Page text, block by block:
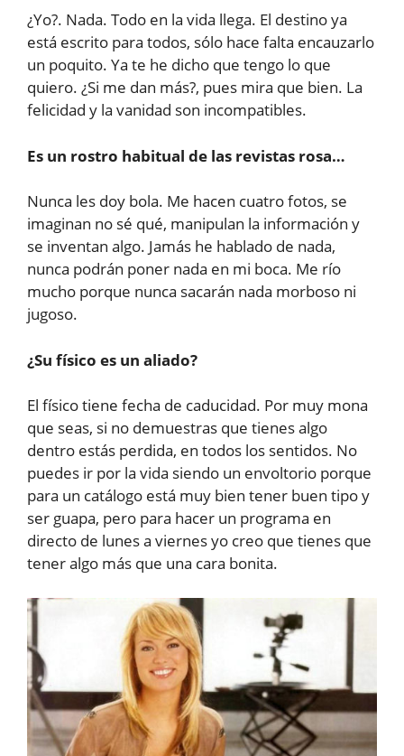
¿Yo?. Nada. Todo en la vida llega. El destino ya
está escrito para todos, sólo hace falta encauzarlo
un poquito. Ya te he dicho que tengo lo que
quiero. ¿Si me dan más?, pues mira que bien. La
felicidad y la vanidad son incompatibles.
Es un rostro habitual de las revistas rosa…
Nunca les doy bola. Me hacen cuatro fotos, se
imaginan no sé qué, manipulan la información y
se inventan algo. Jamás he hablado de nada,
nunca podrán poner nada en mi boca. Me río
mucho porque nunca sacarán nada morboso ni
jugoso.
¿Su físico es un aliado?
El físico tiene fecha de caducidad. Por muy mona
que seas, si no demuestras que tienes algo
dentro estás perdida, en todos los sentidos. No
puedes ir por la vida siendo un envoltorio porque
para un catálogo está muy bien tener buen tipo y
ser guapa, pero para hacer un programa en
directo de lunes a viernes yo creo que tienes que
tener algo más que una cara bonita.